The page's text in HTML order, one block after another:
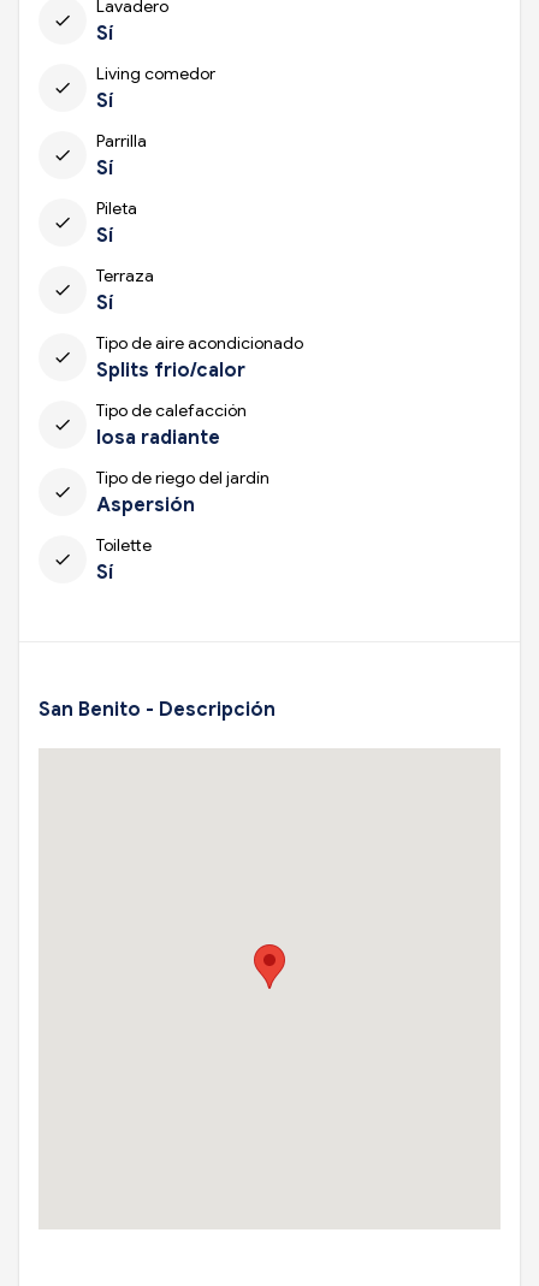
check
Lavadero
Sí
check
Living comedor
Sí
check
Parrilla
Sí
check
Pileta
Sí
check
Terraza
Sí
check
Tipo de aire acondicionado
Splits frio/calor
check
Tipo de calefacción
losa radiante
check
Tipo de riego del jardín
Aspersión
check
Toilette
Sí
San Benito - Descripción